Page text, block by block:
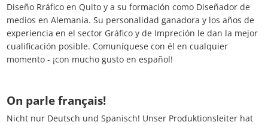
Diseño Rráfico en Quito y a su formación como Diseñador de
medios en Alemania. Su personalidad ganadora y los años de
experiencia en el sector Gráfico y de Impreción le dan la mejor
cualificación posible. Comuníquese con él en cualquier
momento - ¡con mucho gusto en español!
On parle français!
Nicht nur Deutsch und Spanisch! Unser Produktionsleiter hat